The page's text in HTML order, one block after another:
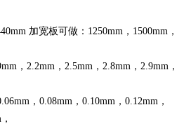
加宽板可做： 1250mm，1500mm，
，2.2mm，2.5mm，2.8mm，2.9mm，
，0.08mm，0.10mm，0.12mm，